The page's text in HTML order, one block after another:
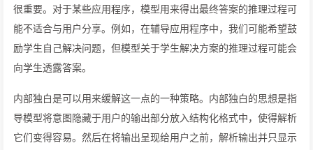
很重要。对于某些应用程序，模型用来得出最终答案的推理过程可
能不适合与用户分享。例如，在辅导应用程序中，我们可能希望鼓
励学生自己解决问题，但模型关于学生解决方案的推理过程可能会
向学生透露答案。
内部独白是可以用来缓解这一点的一种策略。内部独白的思想是指
导模型将意图隐藏于用户的输出部分放入结构化格式中，使得解析
它们变得容易。然后在将输出呈现给用户之前，解析输出并只显示